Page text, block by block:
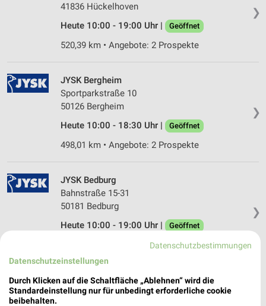
❯
41836 Hückelhoven
Heute 10:00 - 19:00 Uhr |
Geöffnet
520,39 km • Angebote: 2 Prospekte
❯
JYSK Bergheim
Sportparkstraße 10
50126 Bergheim
Heute 10:00 - 18:30 Uhr |
Geöffnet
498,01 km • Angebote: 2 Prospekte
❯
JYSK Bedburg
Bahnstraße 15-31
50181 Bedburg
Heute 10:00 - 19:00 Uhr |
Geöffnet
499,78 km • Angebote: 2 Prospekte
JYSK Kall
Siemensring 1
Datenschutzbestimmungen
Datenschutzeinstellungen
Durch Klicken auf die Schaltfläche „Ablehnen“ wird die
Standardeinstellung nur für unbedingt erforderliche cookie
beibehalten.